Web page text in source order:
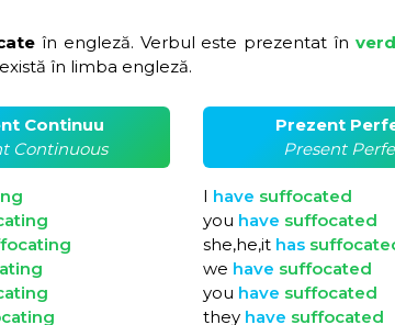
în engleză. Verbul este prezentat în
în limba engleză.
Continuu
Continuous
Prezent
Present
I have suffocated
you have suffocated
she,he,it has
we have suffocated
you have suffocated
they have suffocated